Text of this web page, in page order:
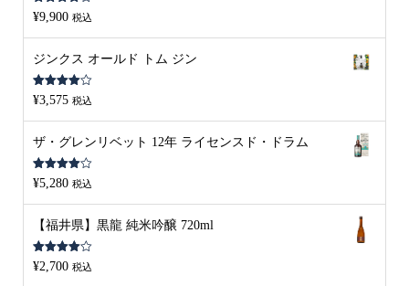
5段階中
4.00の評
¥9,900 税込
ジンクス オールド トム ジン
5段階中
4.00の評
¥3,575 税込
ザ・グレンリベット 12年 ライセンスド・ドラム
5段階中
4.00の評
¥5,280 税込
【福井県】黒龍 純米吟醸 720ml
5段階中
4.00の評
¥2,700 税込